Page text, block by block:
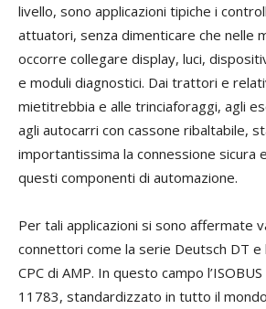
livello, sono applicazioni tipiche i
attuatori, senza dimenticare che nelle
occorre collegare display, luci,
e moduli diagnostici. Dai trattori e
mietitrebbia e alle trinciaforaggi, agli
agli autocarri con cassone ribaltabile,
importantissima la connessione sicura
questi componenti di automazione.
Per tali applicazioni si sono affermate
connettori come la serie Deutsch DT e
CPC di AMP. In questo campo
11783, standardizzato in tutto il